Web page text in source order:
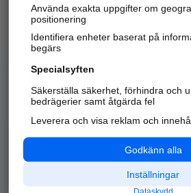
Kom igång
Alla kategorier
API & Kartor
Använda exakta uppgifter om
positionering
Identifiera enheter baserat på
begärs
Specialsyften
Säkerställa säkerhet, förhindra och
bedrägerier samt åtgärda fel
Leverera och visa reklam och
Godkänn alla
Inställningar
Dataskydd